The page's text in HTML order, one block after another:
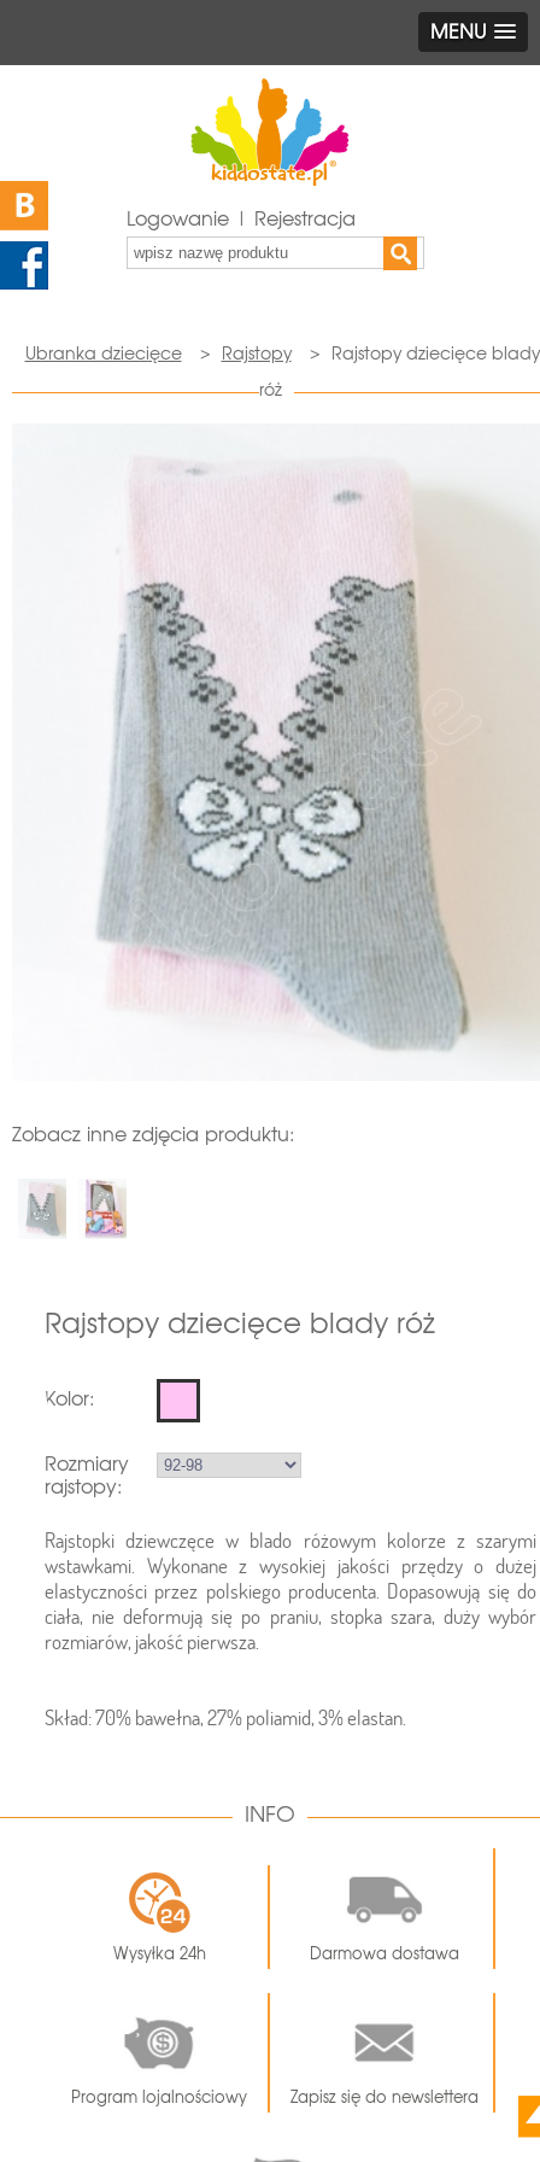
MENU
Logowanie | Rejestracja
Ubranka dziecięce > Rajstopy >
Rajstopy dziecięce blady
róż
Zobacz inne zdjęcia produktu:
Rajstopy dziecięce blady róż
Kolor:
Rozmiary
rajstopy:
Rajstopki dziewczęce w blado różowym kolorze z szarymi
wstawkami. Wykonane z wysokiej jakości przędzy o dużej
elastyczności przez polskiego producenta. Dopasowują się do
ciała, nie deformują się po praniu, stopka szara, duży wybór
rozmiarów, jakość pierwsza.
Skład: 70% bawełna, 27% poliamid, 3% elastan.
INFO
Wysyłka 24h Darmowa dostawa
Program lojalnościowy Zapisz się do newslettera